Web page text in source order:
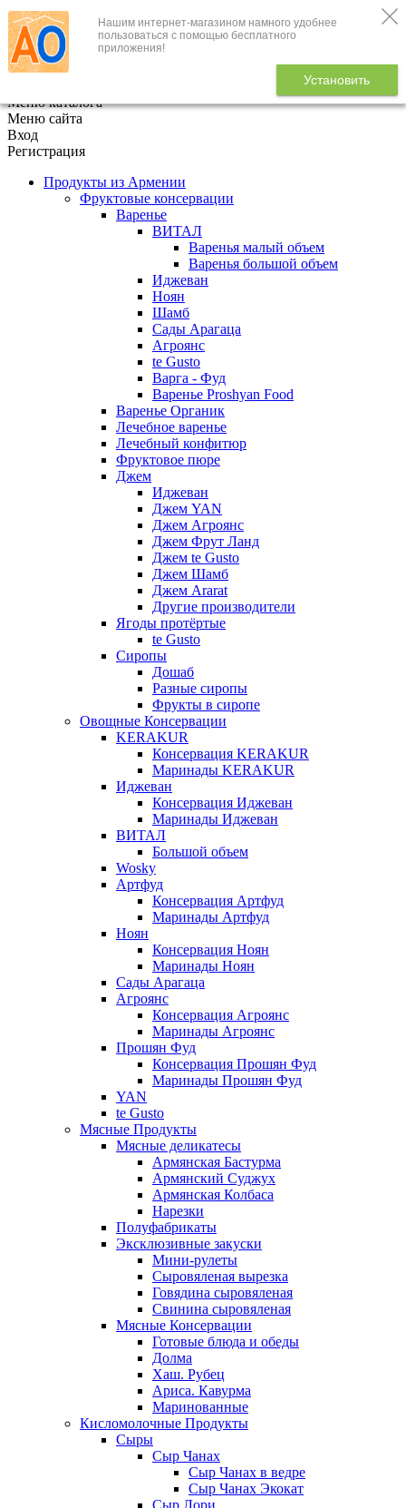
Нашим интернет-магазином намного удобнее
пользоваться с помощью бесплатного
приложения!
Установить
+7 (495) 646-888-1
В корзине
Меню каталога
Меню сайта
Вход
Регистрация
Продукты из Армении
Фруктовые консервации
Варенье
ВИТАЛ
Варенья малый объем
Варенья большой объем
Иджеван
Ноян
Шамб
Сады Арагаца
Агроянс
te Gusto
Варга - Фуд
Варенье Proshyan Food
Варенье Органик
Лечебное варенье
Лечебный конфитюр
Фруктовое пюре
Джем
Иджеван
Джем YAN
Джем Агроянс
Джем Фрут Ланд
Джем te Gusto
Джем Шамб
Джем Ararat
Другие производители
Ягоды протёртые
te Gusto
Сиропы
Дошаб
Разные сиропы
Фрукты в сиропе
Овощные Консервации
KERAKUR
Консервация KERAKUR
Маринады KERAKUR
Иджеван
Консервация Иджеван
Маринады Иджеван
ВИТАЛ
Большой объем
Wosky
Артфуд
Консервация Артфуд
Маринады Артфуд
Ноян
Консервация Ноян
Маринады Ноян
Сады Арагаца
Агроянс
Консервация Агроянс
Маринады Агроянс
Прошян Фуд
Консервация Прошян Фуд
Маринады Прошян Фуд
YAN
te Gusto
Мясные Продукты
Мясные деликатесы
Армянская Бастурма
Армянский Суджух
Армянская Колбаса
Нарезки
Полуфабрикаты
Эксклюзивные закуски
Мини-рулеты
Сыровяленая вырезка
Говядина сыровяленая
Свинина сыровяленая
Мясные Консервации
Готовые блюда и обеды
Долма
Хаш. Рубец
Ариса. Кавурма
Маринованные
Кисломолочные Продукты
Сыры
Сыр Чанах
Сыр Чанах в ведре
Сыр Чанах Экокат
Сыр Лори